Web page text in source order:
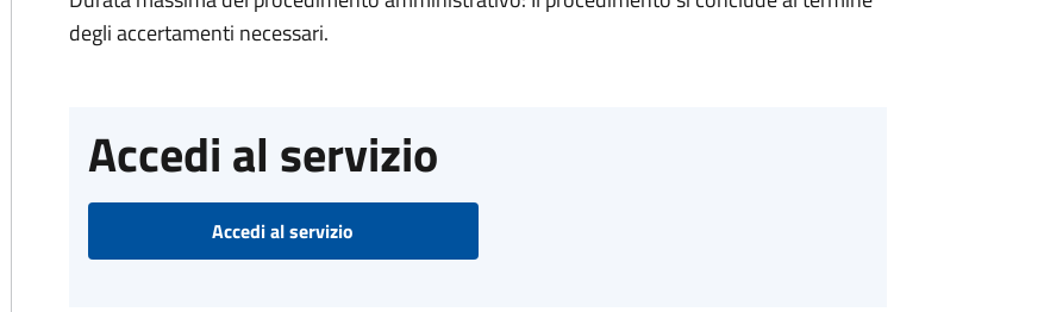
degli accertamenti necessari.
Accedi al servizio
Accedi al servizio